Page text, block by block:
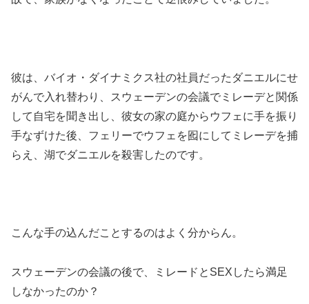
彼は、バイオ・ダイナミクス社の社員だったダニエルにせ
がんで入れ替わり、スウェーデンの会議でミレーデと関係
して自宅を聞き出し、彼女の家の庭からウフェに手を振り
手なずけた後、フェリーでウフェを囮にしてミレーデを捕
らえ、湖でダニエルを殺害したのです。
こんな手の込んだことするのはよく分からん。
スウェーデンの会議の後で、ミレードとSEXしたら満足
しなかったのか？